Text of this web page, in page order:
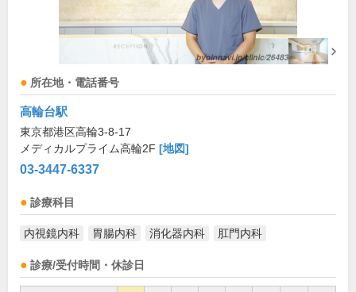
所在地・電話番号
高輪台駅
東京都港区高輪3-8-17
メディカルプライム高輪2F [地図]
03-3447-6337
診療科目
内視鏡内科 胃腸内科 消化器内科 肛門内科
診療/受付時間・休診日